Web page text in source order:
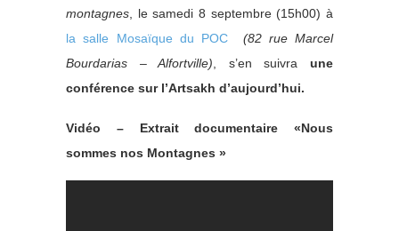
montagnes, le samedi 8 septembre (15h00) à
la salle Mosaïque du POC
(82 rue Marcel
Bourdarias – Alfortville), s’en suivraune
conférence sur l’Artsakh d’aujourd’hui.
Vidéo – Extrait documentaire «Nous
sommes nos Montagnes »